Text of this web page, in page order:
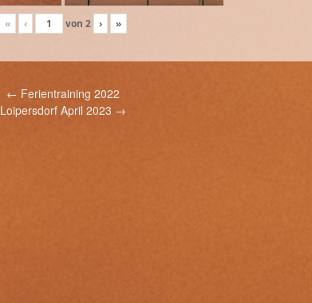
« ‹ von 2 › »
← Ferientraining 2022
Loipersdorf April 2023 →